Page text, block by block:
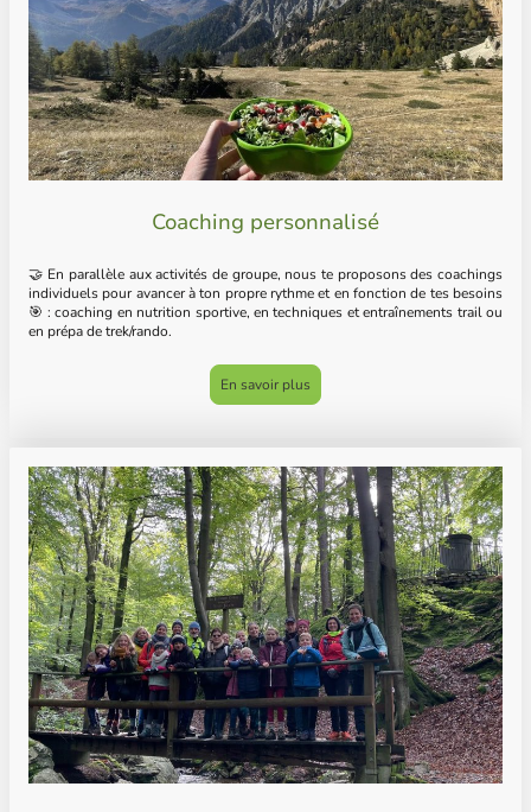
Coaching personnalisé
🤝 En parallèle aux activités de groupe, nous te proposons des coachings
individuels pour avancer à ton propre rythme et en fonction de tes besoins
🎯 : coaching en nutrition sportive, en techniques et entraînements trail ou
en prépa de trek/rando.
En savoir plus